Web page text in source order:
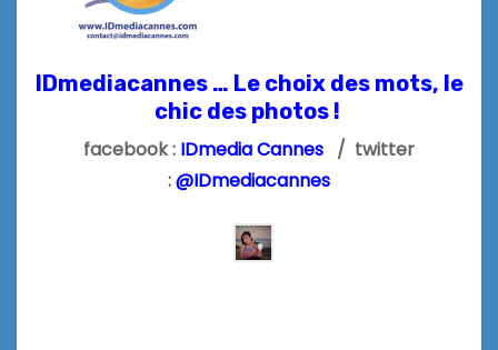
IDmediacannes … Le choix des mots, le
chic des photos !
facebook : IDmedia Cannes / twitter
:@IDmediacannes